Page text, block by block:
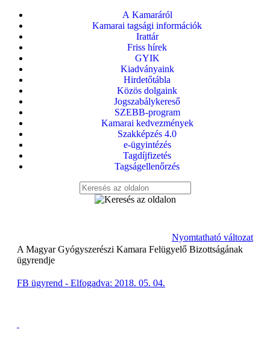
A Kamaráról
Kamarai tagsági információk
Irattár
Friss hírek
GYIK
Kiadványaink
Hirdetőtábla
Közös dolgaink
Jogszabálykereső
SZEBB-program
Kamarai kedvezmények
Szakképzés 4.0
e-ügyintézés
Tagdíjfizetés
Tagságellenőrzés
Nyomtatható változat
A Magyar Gyógyszerészi Kamara Felügyelő Bizottságának
ügyrendje
FB ügyrend - Elfogadva: 2018. 05. 04.